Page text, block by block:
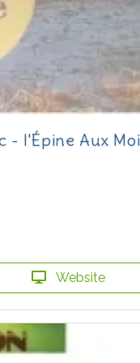
- l'Épine Aux
Website